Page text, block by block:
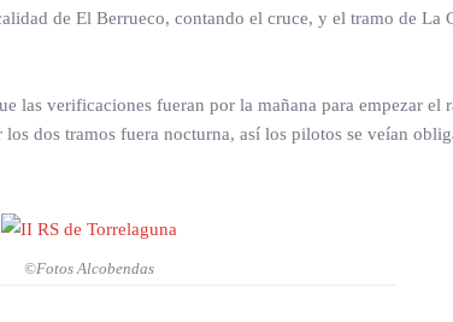
de El Berrueco, contando el cruce, y el tramo de
las verificaciones fueran por la mañana para empezar
dos tramos fuera nocturna, así los pilotos se veían
©Fotos Alcobendas